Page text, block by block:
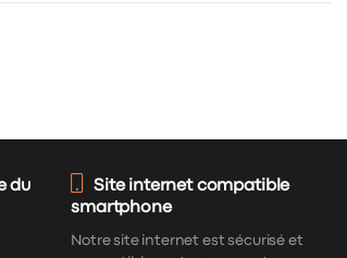
du
Site internet compatible
smartphone
Notre site internet est sécurisé et